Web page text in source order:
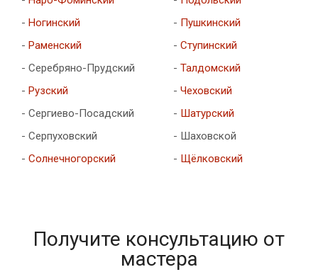
- Ногинский
- Пушкинский
- Раменский
- Серебряно-Прудский
- Рузский
- Сергиево-Посадский
- Серпуховский
- Солнечногорский
- Ступинский
- Талдомский
- Чеховский
- Шатурский
- Шаховской
- Щёлковский
Получите консультацию от
мастера